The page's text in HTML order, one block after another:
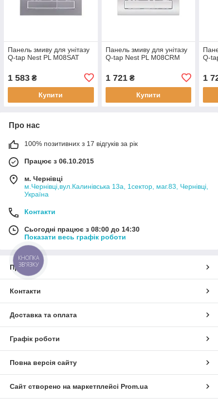
Панель змиву для унітазу
Q-tap Nest PL M08SAT
1 583 ₴
Купити
Панель змиву для унітазу
Q-tap Nest PL M08CRM
1 721₴
Купити
Q-
1
Про нас
100% позитивних з 17 відгуків за рік
Працює з 06.10.2015
м. Чернівці
м.Чернівці,вул.Калинівська 13а, 1сектор, маг.83, Чернівці,
Україна
Контакти
Сьогодні працює з 08:00 до 14:30
Показати весь графік роботи
Про нас
Контакти
Доставка та оплата
Графік роботи
Повна версія сайту
Сайт створено на маркетплейсі Prom.ua
КНОПКА
ЗВ'ЯЗКУ